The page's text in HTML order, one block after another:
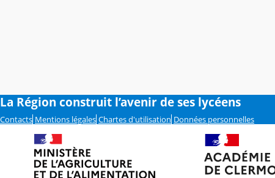
La Région construit l’avenir de ses lycéens
Contacts Mentions légales Chartes d'utilisation Données personnelles